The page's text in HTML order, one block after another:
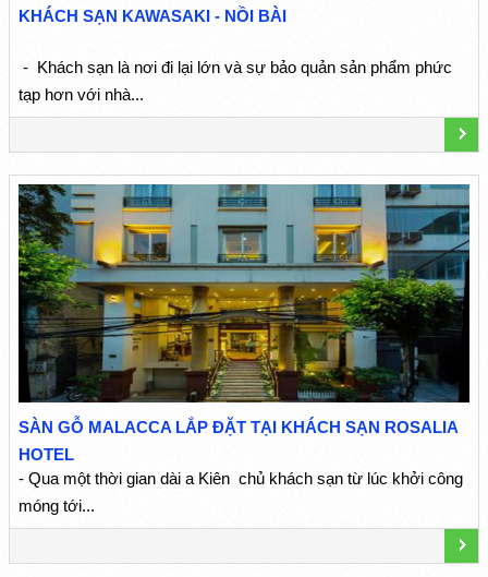
KHÁCH SẠN KAWASAKI - NỒI BÀI
- Khách sạn là nơi đi lại lớn và sự bảo quản sản phẩm phức
tạp hơn với nhà...
SÀN GỖ MALACCA LẮP ĐẶT TẠI KHÁCH SẠN ROSALIA
HOTEL
- Qua một thời gian dài a Kiên chủ khách sạn từ lúc khởi công
móng tới...